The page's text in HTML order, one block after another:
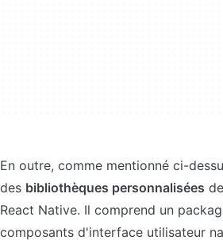
En outre, comme mentionné ci-
des bibliothèques personnalisées
React Native. Il comprend un
composants d'interface utilisateur